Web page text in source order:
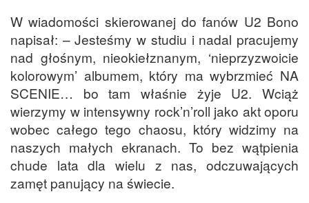
W wiadomości skierowanej do fanów U2 Bono
napisał: – Jesteśmy w studiu i nadal pracujemy
nad głośnym, nieokiełznanym, ‘nieprzyzwoicie
kolorowym’ albumem, który ma wybrzmieć NA
SCENIE… bo tam właśnie żyje U2. Wciąż
wierzymy w intensywny rock’n’roll jako akt oporu
wobec całego tego chaosu, który widzimy na
naszych małych ekranach. To bez wątpienia
chude lata dla wielu z nas, odczuwających
zamęt panujący na świecie.